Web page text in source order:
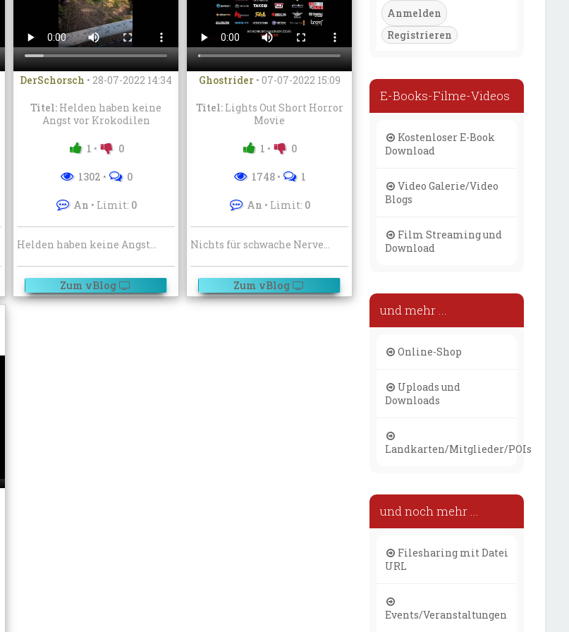
DerSchorsch •28-07-2022 14:34
Titel: Helden haben keine
Angst vor Krokodilen
1 • 0
1302 • 0
An • Limit: 0
Helden haben keine Angst vor Krokodilen. Solange sie eine Bratpfanne dabei haben!
Zum vBlog
Ghostrider• 07-07-2022 15:09
Titel:Lights Out Short Horror
Movie
1 • 0
1748• 1
An • Limit: 0
Nichts für schwache Nerven! Lights Out ist ein schwedischer übernatürlicher Horror-Kurzfilm aus dem Jahr 2013, der von David F. Sandberg inszeniert, geschrieben, produziert, gedreht und in dem Sandbergs Frau Lotta Losten die Hauptrolle spielt. Der Film wurde am 30. Dezember 2013 sowohl auf Vimeo als auch auf YouTube online veröffentlicht. Der Kurzfilm war die Grundlage einer gleichnamigen Verfilmung von 2016, ebenfalls unter der Regie von Sandberg.
Zum vBlog
Registrieren
E-Books-Filme-Videos
Kostenloser E-Book
Download
Video Galerie/Video
Blogs
Film Streaming und
Download
und mehr ...
Online-Shop
Uploads und
Downloads
Landkarten/Mitglieder/POIs
und noch mehr ...
Filesharing mit Datei
URL
Events/Veranstaltungen